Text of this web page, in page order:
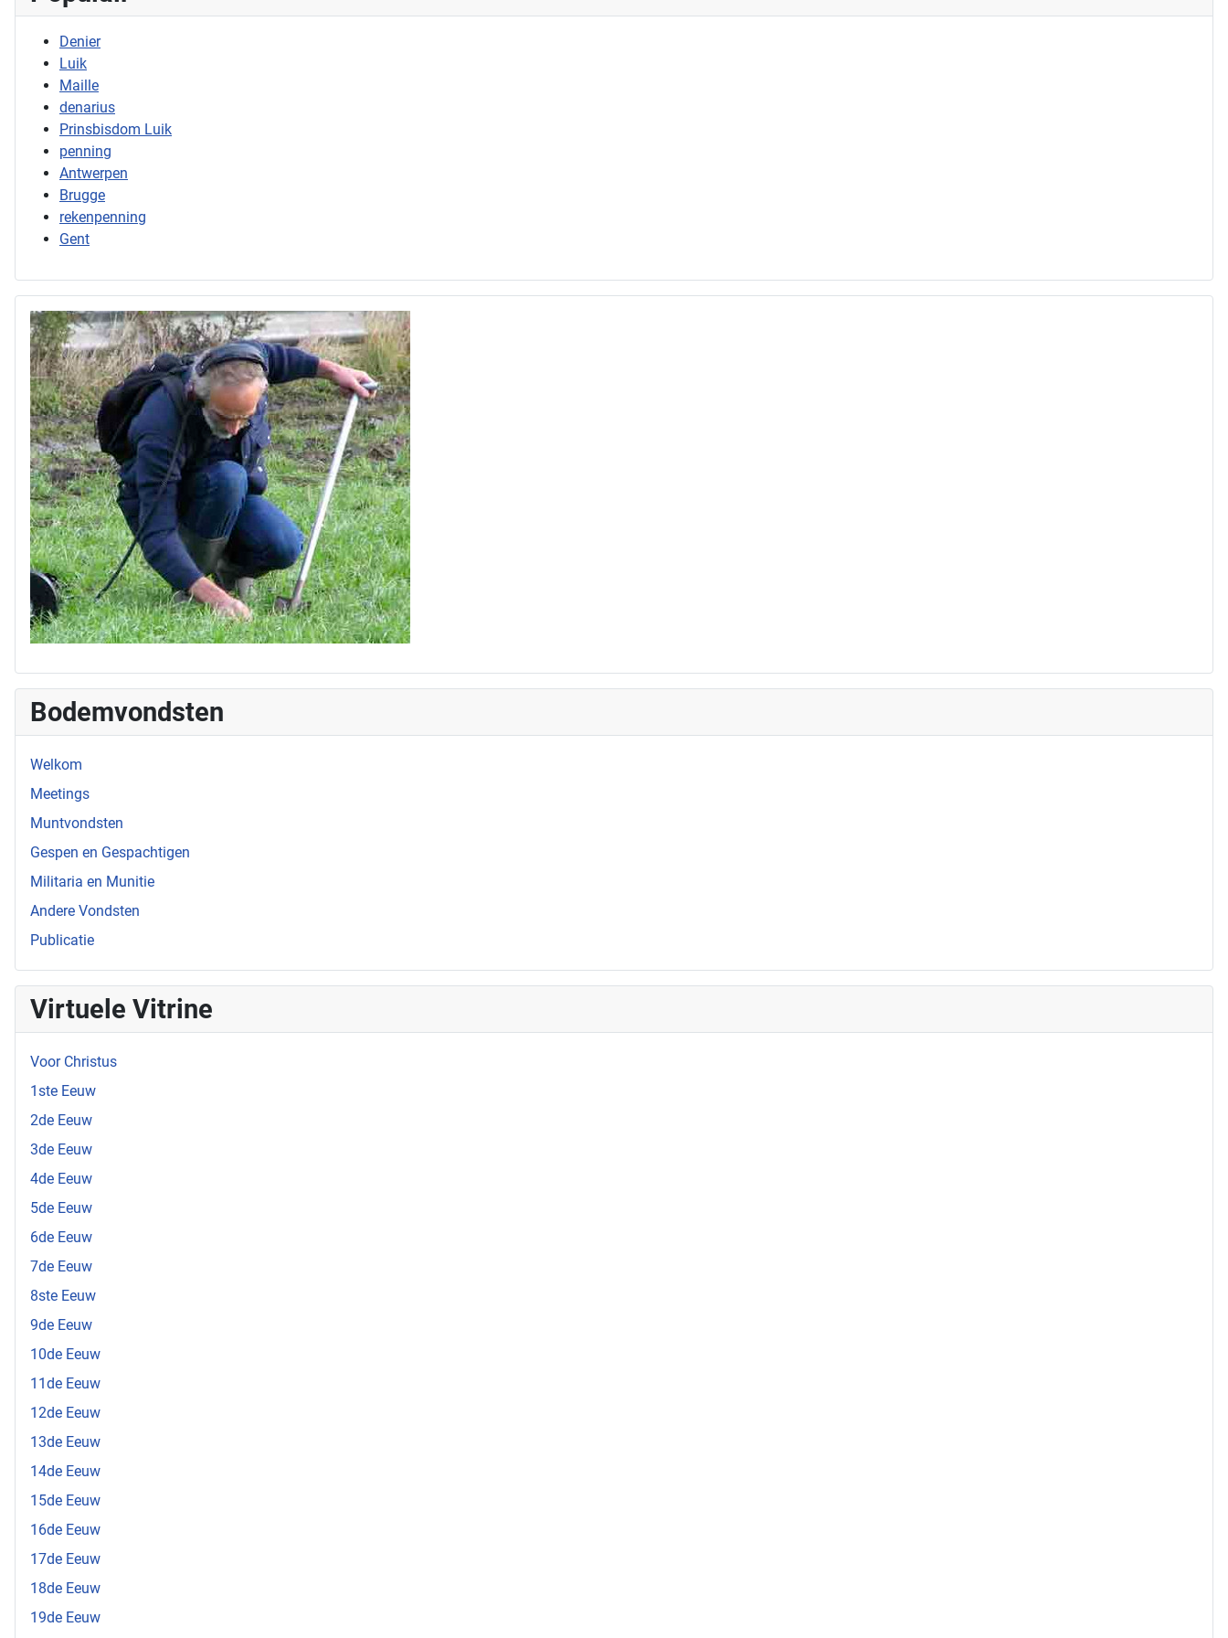
Denier
Luik
Maille
denarius
Prinsbisdom Luik
penning
Antwerpen
Brugge
rekenpenning
Gent
Bodemvondsten
Welkom
Meetings
Muntvondsten
Gespen en Gespachtigen
Militaria en Munitie
Andere Vondsten
Publicatie
Virtuele Vitrine
Voor Christus
1ste Eeuw
2de Eeuw
3de Eeuw
4de Eeuw
5de Eeuw
6de Eeuw
7de Eeuw
8ste Eeuw
9de Eeuw
10de Eeuw
11de Eeuw
12de Eeuw
13de Eeuw
14de Eeuw
15de Eeuw
16de Eeuw
17de Eeuw
18de Eeuw
19de Eeuw